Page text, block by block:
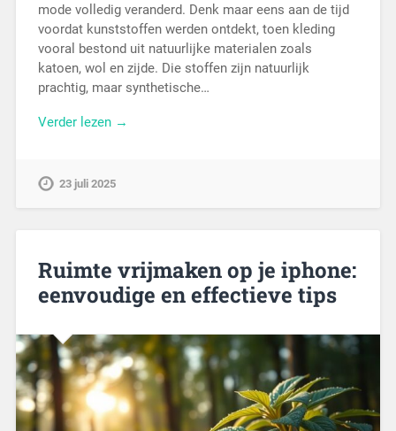
mode volledig veranderd. Denk maar eens aan de tijd
voordat kunststoffen werden ontdekt, toen kleding
vooral bestond uit natuurlijke materialen zoals
katoen, wol en zijde. Die stoffen zijn natuurlijk
prachtig, maar synthetische…
Verder lezen →
23 juli 2025
Ruimte vrijmaken op je iphone:
eenvoudige en effectieve tips